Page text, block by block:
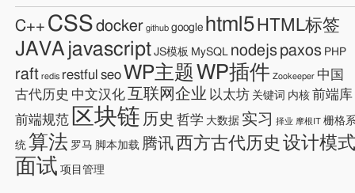
C++ CSS docker github google html5 HTML标签
JAVA javascript JS模板 MySQL nodejs paxos PHP
raft redis restful seo WP主题 WP插件 Zookeeper 中国
古代历史 中文汉化互联网企业 以太坊 关键词 内核 前端库
前端规范 区块链 历史 哲学 大数据 实习 择业 摩根IT 栅格
统 算法 罗马 脚本加载 腾讯 西方古代历史 设计模
面试 项目管理